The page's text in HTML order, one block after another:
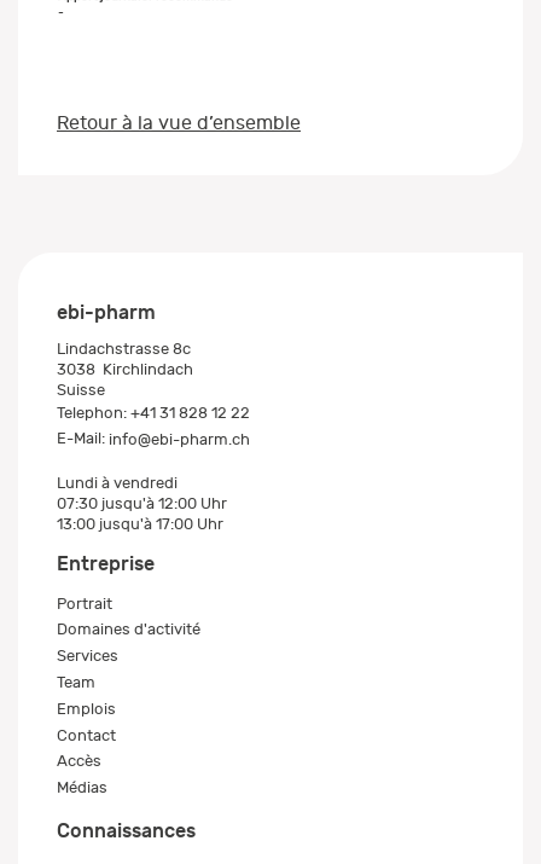
-
Retour à la vue d’ensemble
ebi-pharm
Lindachstrasse 8c
3038 Kirchlindach
Suisse
Telephon: +41 31 828 12 22
E-Mail: info@ebi-pharm.ch
Lundi à vendredi
07:30 jusqu'à 12:00 Uhr
13:00 jusqu'à 17:00 Uhr
Entreprise
Portrait
Domaines d'activité
Services
Team
Emplois
Contact
Accès
Médias
Connaissances